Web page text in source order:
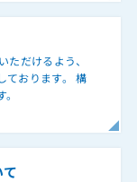
ただけるよう、
ております。 構